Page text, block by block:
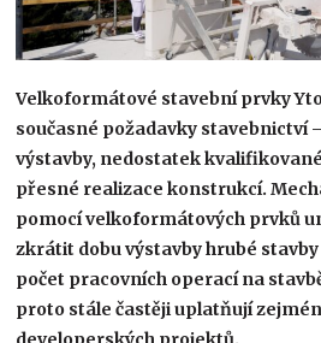
Velkoformátové stavební prvky
současné požadavky stavebnictví
výstavby, nedostatek
přesné realizace konstrukcí.
pomocí velkoformátových prvků
zkrátit dobu výstavby hrubé
počet pracovních operací na
proto stále častěji uplatňují